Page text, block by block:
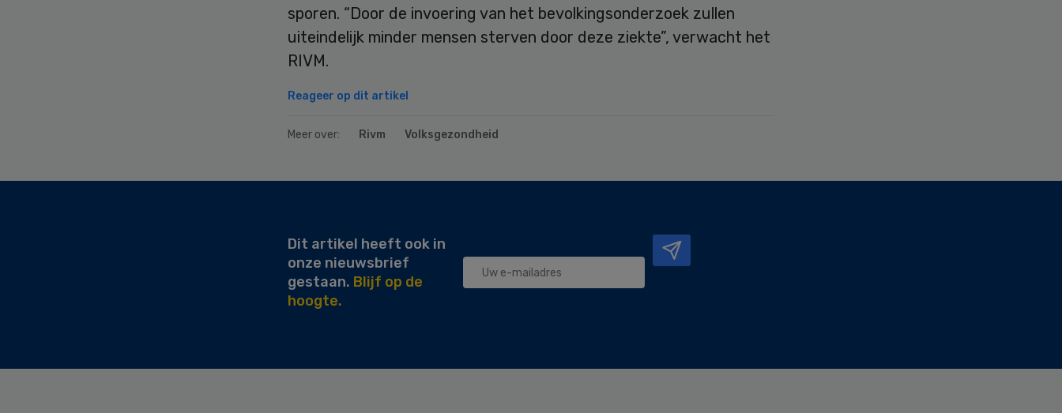
sporen. “Door de invoering van het bevolkingsonderzoek zullen
uiteindelijk minder mensen sterven door deze ziekte”, verwacht het
RIVM.
Reageer op dit artikel
Meer over: Rivm Volksgezondheid
Dit artikel heeft ook in
onze nieuwsbrief
gestaan. Blijf op de
hoogte.